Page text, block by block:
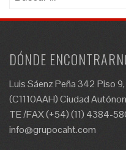
DÓNDE
Luis Sáenz Peña 342 Piso
(C1110AAH) Ciudad
TE /FAX (+54) (11) 4384-
info@grupocaht.com